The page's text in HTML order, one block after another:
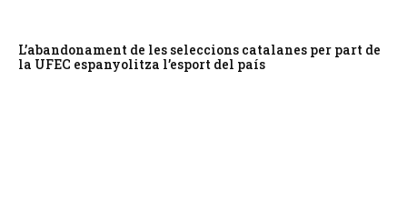
L’abandonament de les seleccions catalanes per part de
la UFEC espanyolitza l’esport del país